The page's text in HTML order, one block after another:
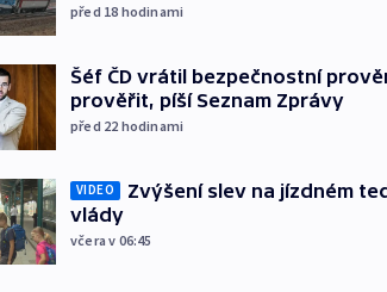
před 18 hodinami
Šéf ČD vrátil bezpečnostní
prověřit, píší Seznam Zprávy
před 22 hodinami
VIDEO
Zvýšení slev na jízdném
vlády
včera v 06:45